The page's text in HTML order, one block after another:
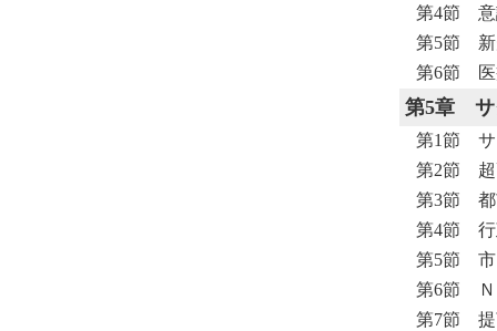
第4節 意
第5節 新
第6節 医
第5章
第1節 サ
第2節 超
第3節 都
第4節 行
第5節 市
第6節 Ｎ
第7節 提